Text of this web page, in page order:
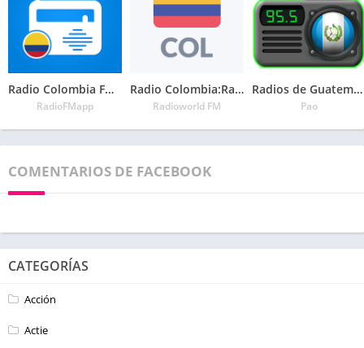
Radio Colombia FM – Todas las Emisoras Colombianas
RadioFMapp
Radio Colombia:Radio AM y FM gratis, Radio en vivo
Radioworld FM
Radios de Guatemala
Pao
COMENTARIOS DE FACEBOOK
CATEGORÍAS
Acción
Actie